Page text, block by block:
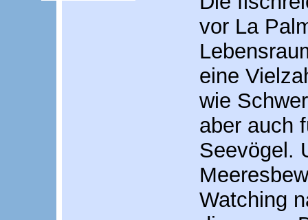
vor La
eine
wie
aber auch
Seevögel.
Watching